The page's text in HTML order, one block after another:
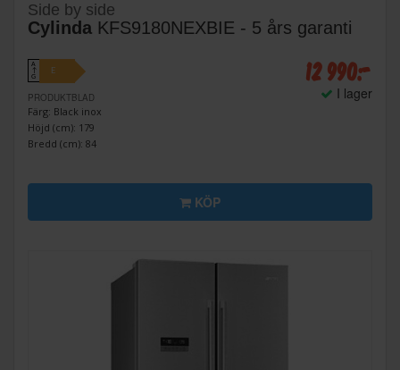
Side by side
Cylinda KFS9180NEXBIE - 5 års garanti
A
↑
G
E
PRODUKTBLAD
Färg: Black inox
Höjd (cm): 179
Bredd (cm): 84
12 990:-
I lager
KÖP